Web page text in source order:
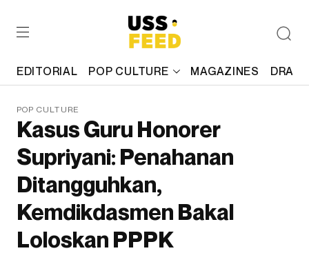
EDITORIAL POP CULTURE MAGAZINES
POP CULTURE
Kasus Guru Honorer
Supriyani: Penahanan
Ditangguhkan,
Kemdikdasmen Bakal
Loloskan PPPK